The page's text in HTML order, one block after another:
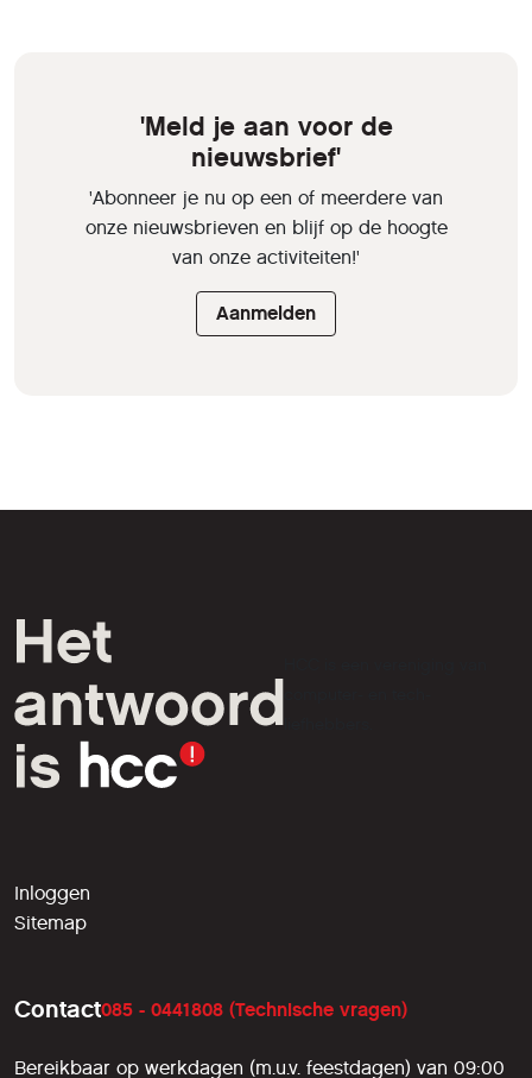
'Meld je aan voor de
nieuwsbrief'
'Abonneer je nu op een of meerdere van
onze nieuwsbrieven en blijf op de hoogte
van onze activiteiten!'
Aanmelden
liefhebbers.
Inloggen
Sitemap
Contact085 - 0441808 (Technische vragen)
Bereikbaar op werkdagen (m.u.v. feestdagen) van 09:00